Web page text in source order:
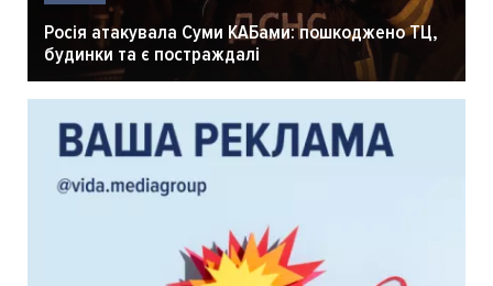
Росія атакувала Суми КАБами: пошкоджено ТЦ,
будинки та є постраждалі